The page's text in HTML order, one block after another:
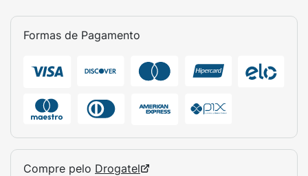
Formas de Pagamento
Compre pelo Drogatel